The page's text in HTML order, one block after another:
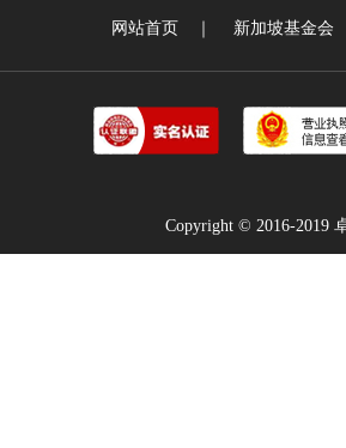
网站首页｜ 新加坡基金会
Copyright © 2016-2019